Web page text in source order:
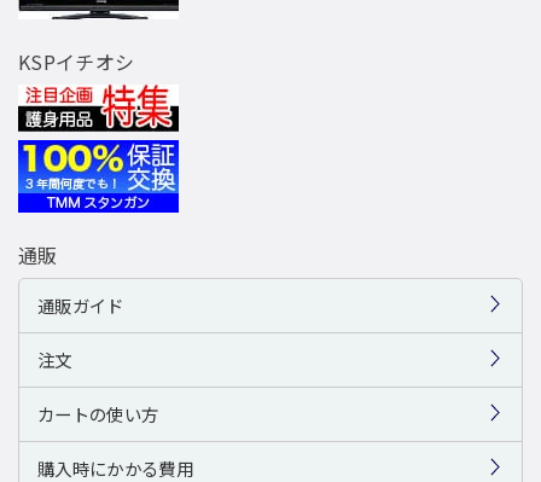
KSPイチオシ
通販
通販ガイド
注文
カートの使い方
購入時にかかる費用